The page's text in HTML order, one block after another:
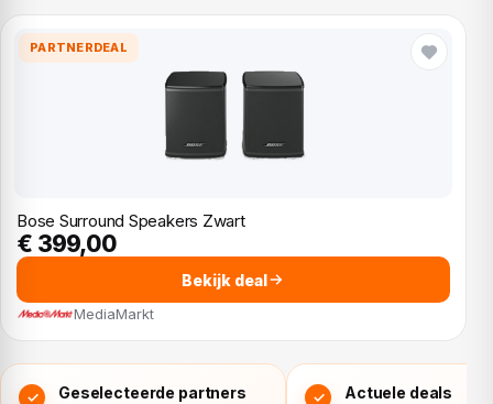
PARTNERDEAL
Bose Surround Speakers Zwart
€ 399,00
Bekijk deal
MediaMarkt
Geselecteerde partners Actuele deals